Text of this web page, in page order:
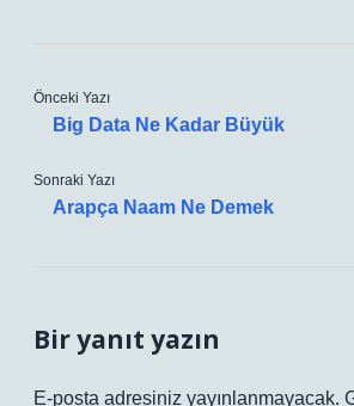
Önceki Yazı
Big Data Ne Kadar Büyük
Sonraki Yazı
Arapça Naam Ne Demek
Bir yanıt yazın
E-posta adresiniz yayınlanmayacak.